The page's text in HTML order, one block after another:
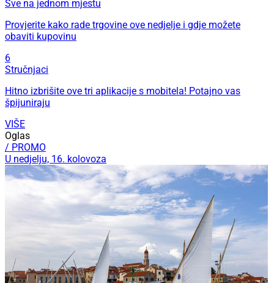
Sve na jednom mjestu
Provjerite kako rade trgovine ove nedjelje i gdje možete
obaviti kupovinu
6
Stručnjaci
Hitno izbrišite ove tri aplikacije s mobitela! Potajno vas
špijuniraju
VIŠE
Oglas
/ PROMO
U nedjelju, 16. kolovoza